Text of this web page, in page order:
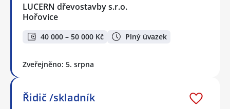
LUCERN dřevostavby s.r.o.
Hořovice
40 000 – 50 000 Kč Plný úvazek
Zveřejněno: 5. srpna
Řidič /skladník